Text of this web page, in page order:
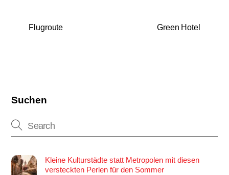
Flugroute Green Hotel
Suchen
Kleine Kulturstädte statt Metropolen mit diesen
versteckten Perlen für den Sommer